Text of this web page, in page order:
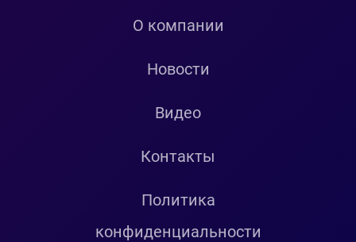
О компании
Новости
Видео
Контакты
Политика
конфиденциальности